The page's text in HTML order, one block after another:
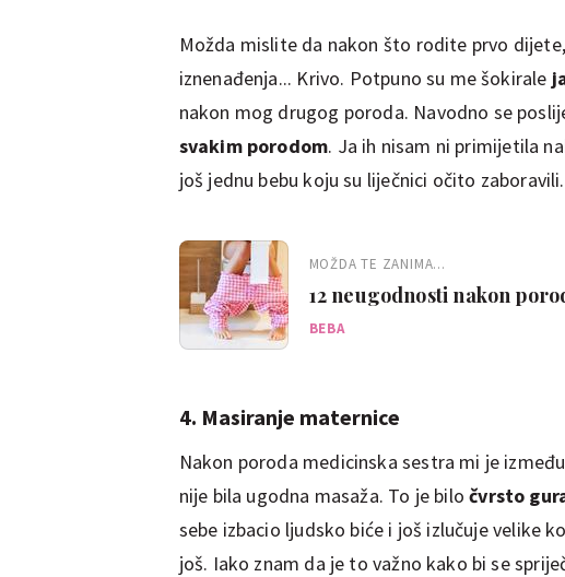
Možda mislite da nakon što rodite prvo
iznenađenja... Krivo. Potpuno su me šokirale
nakon mog drugog poroda. Navodno se
svakim porodom. Ja ih nisam ni primijetila
još jednu bebu koju su liječnici očito zaboravili.
MOŽDA TE ZANIMA...
12 neugodnosti nakon
BEBA
4. Masiranje maternice
Nakon poroda medicinska sestra mi je
nije bila ugodna masaža. To je biločvrsto
sebe izbacio ljudsko biće i još izlučuje velike
još. Iako znam da je to važno kako bi se